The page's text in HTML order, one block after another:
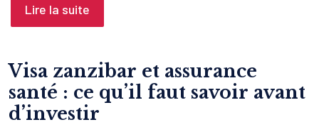
Lire la suite
Visa zanzibar et assurance
santé : ce qu’il faut savoir avant
d’investir